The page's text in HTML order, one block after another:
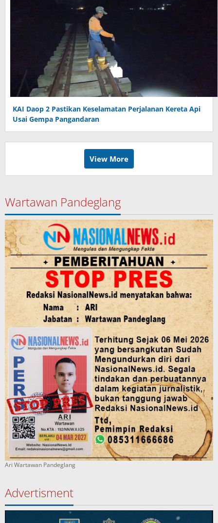
KAI Daop 2 Pastikan Keselamatan Perjalanan Kereta Api
Usai Gempa Pangandaran
View More
Wartawan Pandeglang
Ari Wartawan Pandeglang
Advertisment